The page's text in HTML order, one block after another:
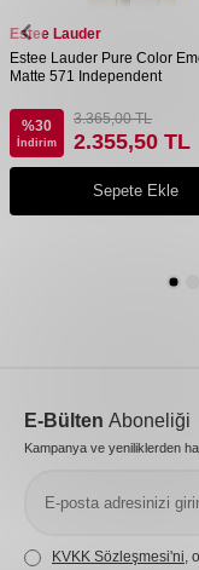
Estee Lauder
Estee Lauder Pure Color
Matte 571 Independent
%30
İndirim
3.365,00TL
2.355,50 TL
Sepete Ekle
E-Bülten Aboneliği
Kampanya ve yeniliklerden
KVKK Sözleşmesi'ni ,